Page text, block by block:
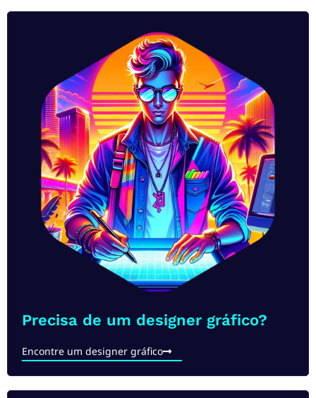
Precisa de um designer gráfico?​
Encontre um designer gráfico